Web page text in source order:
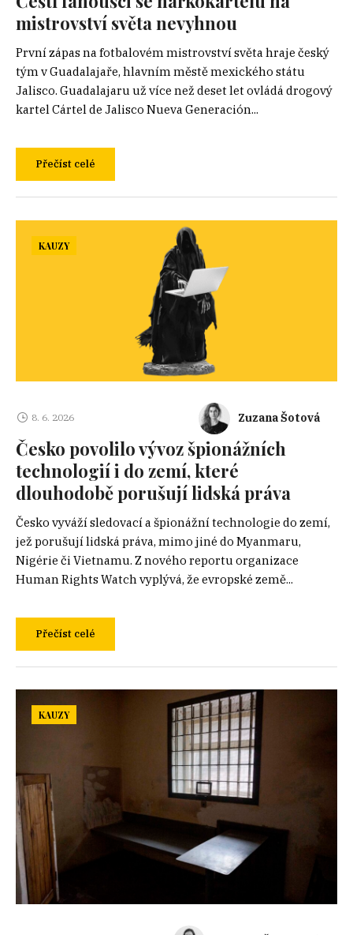
mistrovství světa nevyhnou
První zápas na fotbalovém mistrovství světa hraje český
tým v Guadalajaře, hlavním městě mexického státu
Jalisco. Guadalajaru už více než deset let ovládá drogový
kartel Cártel de Jalisco Nueva Generación...
Přečíst celé
KAUZY
8. 6. 2026 Zuzana Šotová
Česko povolilo vývoz špionážních
technologií i do zemí, které
dlouhodobě porušují lidská práva
Česko vyváží sledovací a špionážní technologie do zemí,
jež porušují lidská práva, mimo jiné do Myanmaru,
Nigérie či Vietnamu. Z nového reportu organizace
Human Rights Watch vyplývá, že evropské země...
Přečíst celé
KAUZY